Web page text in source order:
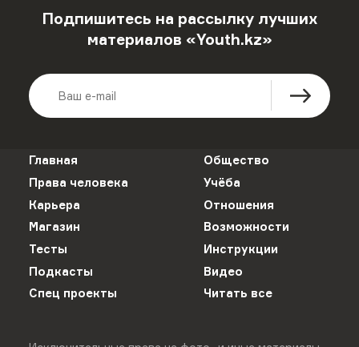
Подпишитесь на рассылку лучших
материалов «Youth.kz»
Главная
Общество
Права человека
Учёба
Карьера
Отношения
Магазин
Возможности
Тесты
Инструкции
Подкасты
Видео
Спец проекты
Читать все